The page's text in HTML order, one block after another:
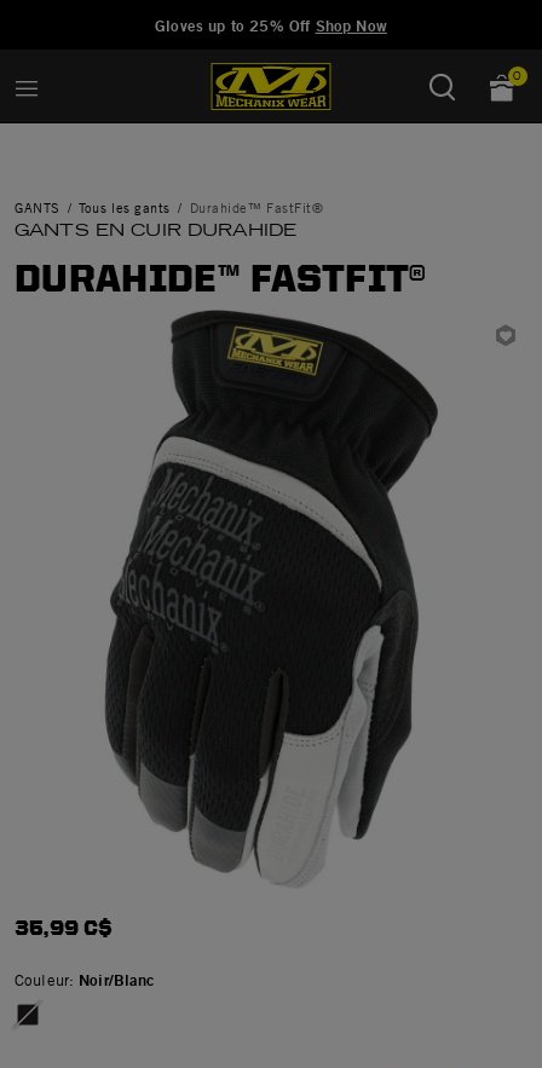
Gloves up to 25% Off Shop Now
0
GANTS Tous les gants Durahide™ FastFit®
GANTS EN CUIR DURAHIDE
DURAHIDE™ FASTFIT®
35,99 C$
Couleur: Noir/Blanc
Manage Wishlist